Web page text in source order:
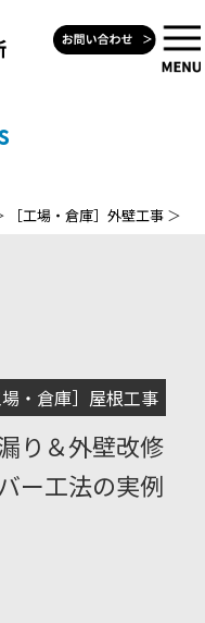
［工場・倉庫］外壁工事＞
場・倉庫］屋根工事
り＆外壁改修
ー工法の実例